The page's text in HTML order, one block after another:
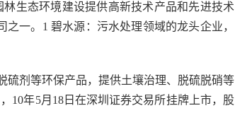
生态环境建设提供高新技术产品和先进技术
一。1 碧水源：污水处理领域的龙头企业，
硫剂等环保产品，提供土壤治理、脱硫脱硝等
10年5月18日在深圳证券交易所挂牌上市，股